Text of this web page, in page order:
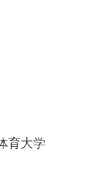
育大学